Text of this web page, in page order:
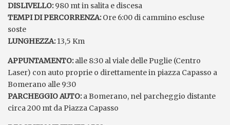
DISLIVELLO:980 mt in salita e discesa
TEMPI DI PERCORRENZA:Ore 6:00 di cammino escluse
soste
LUNGHEZZA:13,5 Km
APPUNTAMENTO:alle 8:30 al viale delle Puglie (Centro
Laser) con auto proprie o direttamente in piazza Capasso a
Bomerano alle 9:30
PARCHEGGIO AUTO:a Bomerano, nel parcheggio distante
circa 200 mt da Piazza Capasso